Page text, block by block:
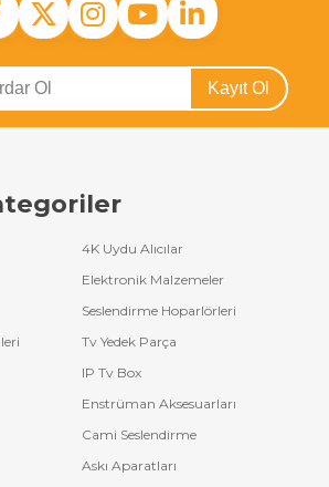
Kayıt Ol
4K Uydu Alıcılar
Elektronik Malzemeler
Seslendirme Hoparlörleri
Tv Yedek Parça
IP Tv Box
Enstrüman Aksesuarları
Cami Seslendirme
Askı Aparatları